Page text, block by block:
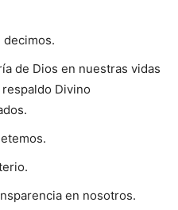
decimos.
de Dios en nuestras vidas
Divino
en nosotros.